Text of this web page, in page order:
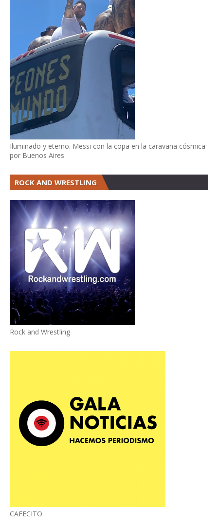
Iluminado y eterno. Messi con la copa en la caravana cósmica
por Buenos Aires
ROCK AND WRESTLING
Rock and Wrestling
CAFECITO